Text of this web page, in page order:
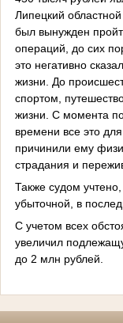
Липецкий
был вынужден
операций, до сих
это негативно
жизни. До
спортом,
жизни. С момента
времени все это
причинили ему
страдания и
Также судом
убыточной, в
С учетом всех
увеличил
до 2 млн рублей.